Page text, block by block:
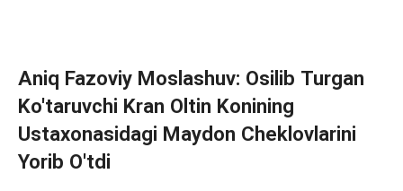
Aniq Fazoviy Moslashuv: Osilib Turgan
Ko'taruvchi Kran Oltin Konining
Ustaxonasidagi Maydon Cheklovlarini
Yorib O'tdi